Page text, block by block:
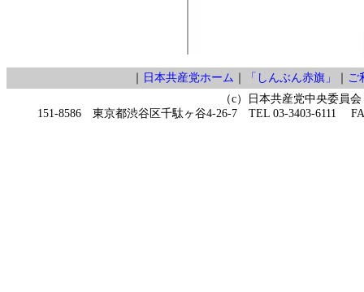
｜ 日本共産党ホーム ｜ 「しんぶん赤旗」 ｜ ご
（c）日本共産党中央委員会
151-8586 東京都渋谷区千駄ヶ谷4-26-7 TEL 03-3403-6111